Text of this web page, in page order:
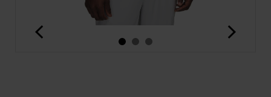
<